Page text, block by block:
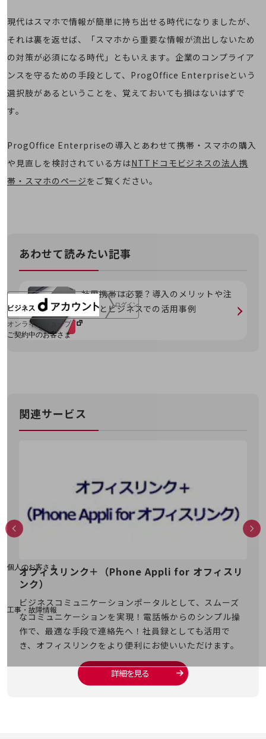
業績
電子公告
基礎的電気通信役務損益明細表
採用情報TOP
経験者採用
障がい者採用
協賛
NTTドコモグループ
ログイン
オンラインショップ
ご契約中のお客さま
ご契約中サービスの一元管理
Web明細(ビリングステーション)
料金分析(ご利用料金管理サービス)
個人のお客さま
NTTドコモ
OCNなど
工事・故障情報
お客さまサポートサイト
SDPFナレッジセンター
NTTドコモ 通信障害情報
現代はスマホで情報が簡単に持ち出せる時代になりましたが、
それは裏を返せば、「スマホから重要な情報が流出しないため
の対策が必須になる時代」ともいえます。企業のコンプライア
ンスを守るための手段として、ProgOffice Enterpriseという
選択肢があるということを、覚えておいても損はないはずで
す。
ProgOffice Enterpriseの導入とあわせて携帯・スマホの購入
や見直しを検討されている方はNTTドコモビジネスの法人携
帯・スマホのページをご覧ください。
あわせて読みたい記事
社用携帯は必要？導入のメリットや注
意点とビジネスでの活用事例
関連サービス
フ
オフィスリンク＋（Phone Appli for オフィスリ
ンク）
ビジネスコミュニケーションポータルとして、スムーズ
なコミュニケーションを実現！電話帳からのシンプル操
作で、最適な手段で連絡先へ！社員録としても活用で
き、オフィスリンクをより便利にお使いいただけます。
詳細を見る